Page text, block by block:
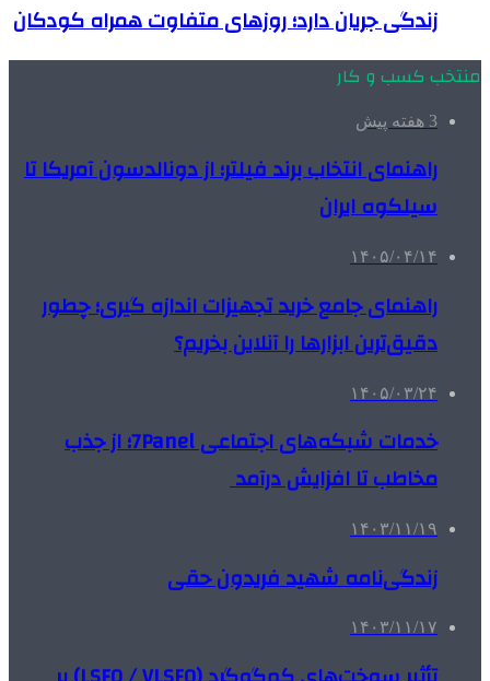
زندگی جریان دارد؛ روزهای متفاوت همراه کودکان
منتخب کسب و کار
3 هفته پیش
راهنمای انتخاب برند فیلتر؛ از دونالدسون آمریکا تا
سیلکوه ایران
۱۴۰۵/۰۴/۱۴
راهنمای جامع خرید تجهیزات اندازه گیری؛ چطور
دقیق‌ترین ابزارها را آنلاین بخریم؟
۱۴۰۵/۰۳/۲۴
خدمات شبکه‌های اجتماعی 7Panel؛ از جذب
مخاطب تا افزایش درآمد
۱۴۰۳/۱۱/۱۹
زندگی‌نامه شهید فریدون حقی
۱۴۰۳/۱۱/۱۷